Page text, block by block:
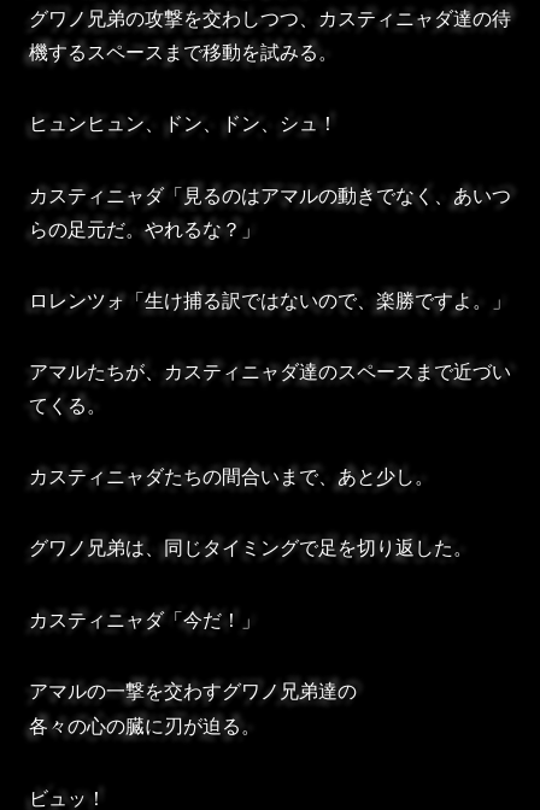
グワノ兄弟の攻撃を交わしつつ、カスティニャダ達の待
機するスペースまで移動を試みる。
ヒュンヒュン、ドン、ドン、シュ！
カスティニャダ「見るのはアマルの動きでなく、あいつ
らの足元だ。やれるな？」
ロレンツォ「生け捕る訳ではないので、楽勝ですよ。」
アマルたちが、カスティニャダ達のスペースまで近づい
てくる。
カスティニャダたちの間合いまで、あと少し。
グワノ兄弟は、同じタイミングで足を切り返した。
カスティニャダ「今だ！」
アマルの一撃を交わすグワノ兄弟達の
各々の心の臓に刃が迫る。
ビュッ！